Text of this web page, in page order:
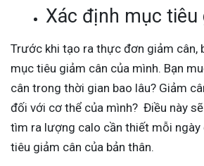
Xác định mục tiêu
Trước khi tạo ra thực đơn giảm cân,
mục tiêu giảm cân của mình. Bạn
cân trong thời gian bao lâu? Giảm
đối với cơ thể của mình? Điều này
tìm ra lượng calo cần thiết mỗi
tiêu giảm cân của bản thân.